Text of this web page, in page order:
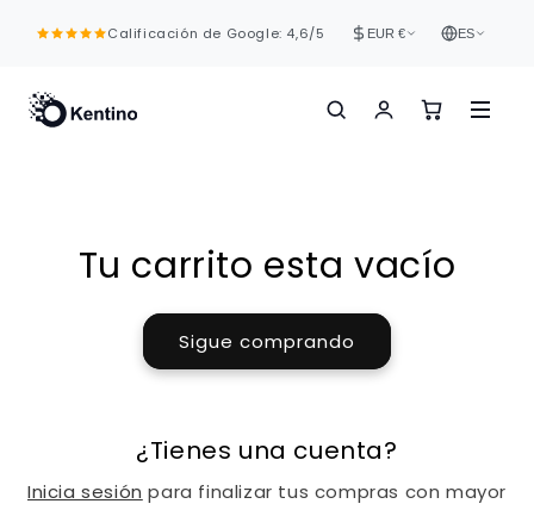
directamente
al contenido
Calificación de Google: 4,6/5 EUR € ES
Tu carrito esta vacío
Sigue comprando
¿Tienes una cuenta?
Inicia sesión para finalizar tus compras con mayor